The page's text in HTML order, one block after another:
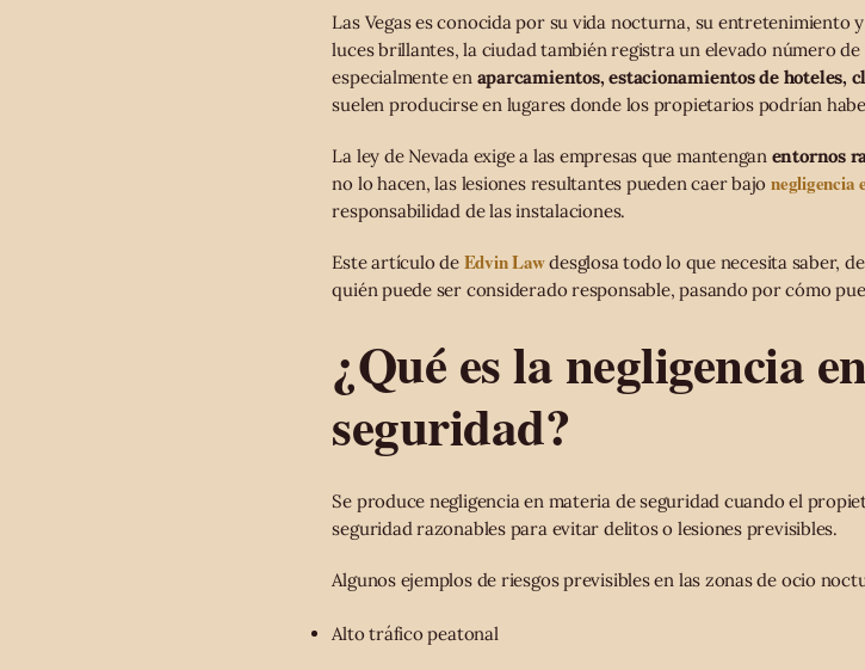
Las Vegas es conocida por su vida nocturna, su entretenimiento
luces brillantes, la ciudad también registra un elevado número
especialmente en aparcamientos, estacionamientos de hoteles,
suelen producirse en lugares donde los propietarios podrían
La ley de Nevada exige a las empresas que mantengan entornos
no lo hacen, las lesiones resultantes pueden caer bajonegligencia
responsabilidad de las instalaciones.
Este artículo de Edvin Lawdesglosa todo lo que necesita saber,
quién puede ser considerado responsable, pasando por cómo
¿Qué es la negligencia
seguridad?
Se produce negligencia en materia de seguridad cuando el
seguridad razonables para evitar delitos o lesiones previsibles.
Algunos ejemplos de riesgos previsibles en las zonas de ocio
Alto tráfico peatonal